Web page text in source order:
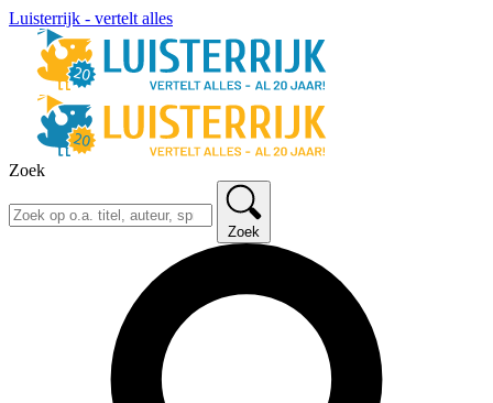
Luisterrijk - vertelt alles
Zoek
Zoek